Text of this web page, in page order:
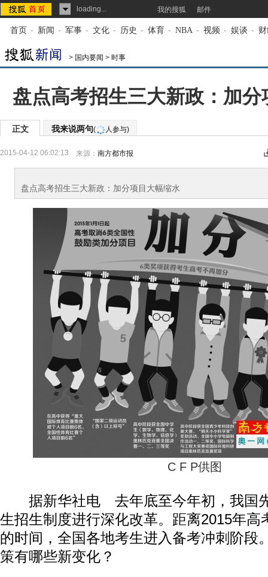
loading... 我的搜狐 邮件
首页 - 新闻 - 军事 - 文化 - 历史 - 体育 - NBA - 视频 - 娱谈 -
> 国内要闻 > 时事
盘点高考招生三大新政：加分
正文 我来说两句( 人参与)
2015-04-12 06:02:13 来源： 南方都市报
盘点高考招生三大新政：加分项目大幅缩水
C F P供图
据新华社电 去年底至今年初，我国
生招生制度进行深化改革。距离2015年高
的时间，全国各地考生进入备考冲刺阶段
策有哪些新变化？